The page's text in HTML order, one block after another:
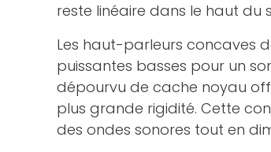
reste linéaire dans le haut du
Les haut-parleurs concaves
puissantes basses pour un
dépourvu de cache noyau
plus grande rigidité. Cette
des ondes sonores tout en